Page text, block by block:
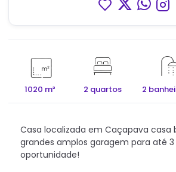
1020 m² 2 quartos 2
Casa localizada em Caçapava casa
grandes amplos garagem para até
oportunidade!